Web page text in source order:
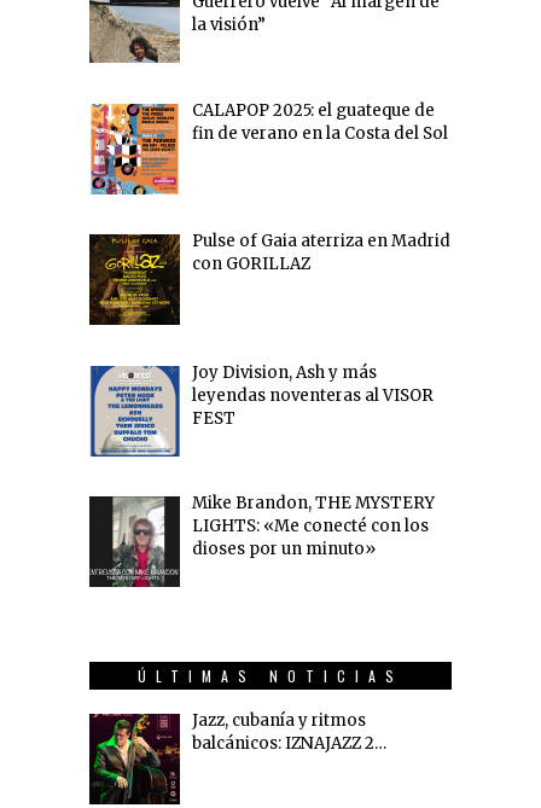
la visión”
CALAPOP 2025: el guateque de
fin de verano en la Costa del Sol
Pulse of Gaia aterriza en Madrid
con GORILLAZ
Joy Division, Ash y más
leyendas noventeras al VISOR
FEST
Mike Brandon, THE MYSTERY
LIGHTS: «Me conecté con los
dioses por un minuto»
ÚLTIMAS NOTICIAS
Jazz, cubanía y ritmos
balcánicos: IZNAJAZZ 2…